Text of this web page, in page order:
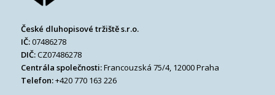
České dluhopisové tržiště s.r.o.
IČ:07486278
DIČ:CZ07486278
Centrála společnosti:Francouzská 75/4, 12000 Praha
Telefon:+420 770 163 226